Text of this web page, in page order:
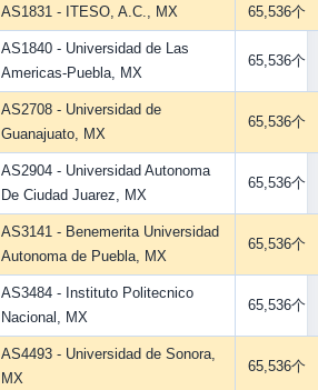
AS1831 - ITESO, A.C., MX 65,536个
AS1840 - Universidad de Las
Americas-Puebla, MX
65,536个
AS2708 - Universidad de
Guanajuato, MX
65,536个
AS2904 - Universidad Autonoma
De Ciudad Juarez, MX
65,536个
AS3141 - Benemerita Universidad
Autonoma de Puebla, MX
65,536个
AS3484 - Instituto Politecnico
Nacional, MX
65,536个
AS4493 - Universidad de Sonora,
MX
65,536个